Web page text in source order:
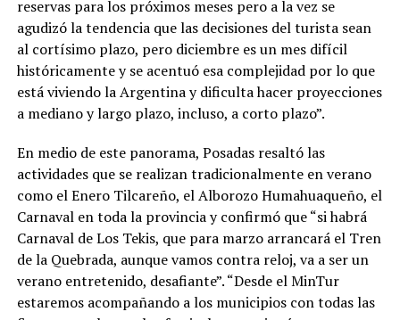
reservas para los próximos meses pero a la vez se
agudizó la tendencia que las decisiones del turista sean
al cortísimo plazo, pero diciembre es un mes difícil
históricamente y se acentuó esa complejidad por lo que
está viviendo la Argentina y dificulta hacer proyecciones
a mediano y largo plazo, incluso, a corto plazo”.
En medio de este panorama, Posadas resaltó las
actividades que se realizan tradicionalmente en verano
como el Enero Tilcareño, el Alborozo Humahuaqueño, el
Carnaval en toda la provincia y confirmó que “si habrá
Carnaval de Los Tekis, que para marzo arrancará el Tren
de la Quebrada, aunque vamos contra reloj, va a ser un
verano entretenido, desafiante”. “Desde el MinTur
estaremos acompañando a los municipios con todas las